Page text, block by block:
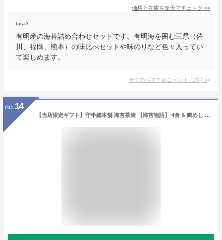
価格と在庫を楽天でチェック >>
tasa3
有明産の海苔詰め合わせセットです。有明海を囲む三県（佐
川、福岡、熊本）の味比べセットや味のりなど色々入ってい
て楽しめます。
全てのおすすめコメント (1件) >
no. 14
【当店限定ギフト】守半總本舗 海苔茶漬 【海苔物語】 4食 & 鯛めし 炊き込みご飯(2種×各2）セット のり茶漬け 焼き海苔 焼きのり 焼のり 海苔 朝食 贅沢な逸品 高級 海苔 茶漬け 鯛飯 手土産 プレゼント 老舗 贈答品 父の日 2021